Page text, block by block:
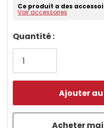
Ce produit a des
Voir accessoires
Dépêchez-
vous!
plus
Quantité :